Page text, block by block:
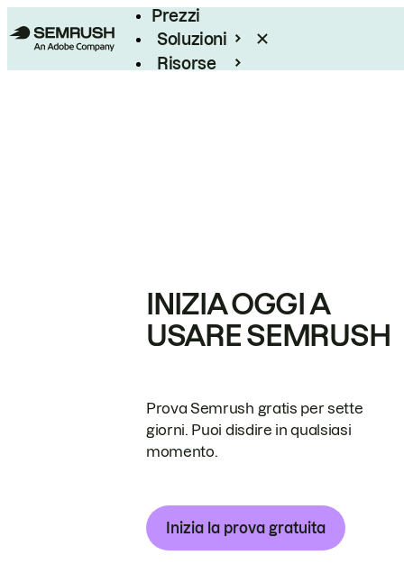
Prezzi
Soluzioni
Risorse
INIZIA OGGI A
USARE SEMRUSH
Prova Semrush gratis per sette
giorni. Puoi disdire in qualsiasi
momento.
Inizia la prova gratuita